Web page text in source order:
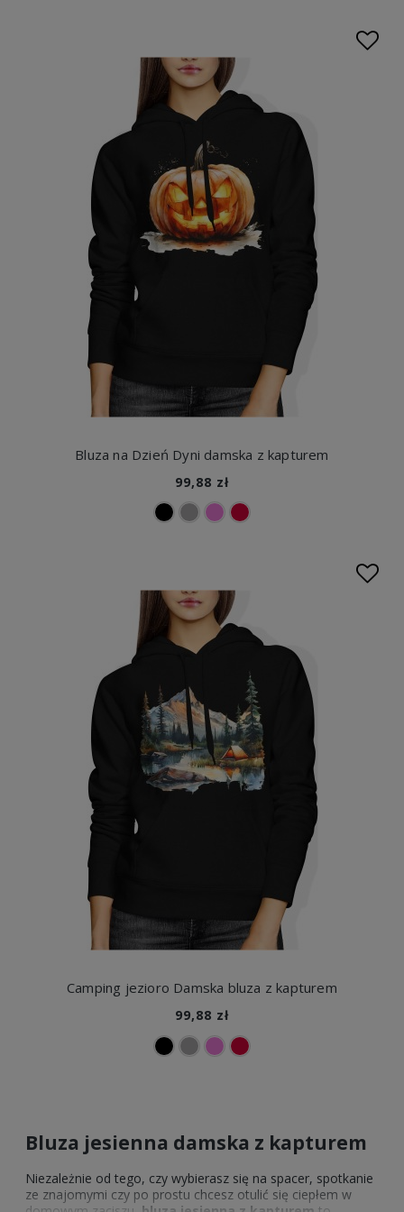
Bluza na Dzień Dyni damska z kapturem
99,88 zł
Camping jezioro Damska bluza z kapturem
99,88 zł
Bluza jesienna damska z kapturem
Niezależnie od tego, czy wybierasz się na spacer, spotkanie
ze znajomymi czy po prostu chcesz otulić się ciepłem w